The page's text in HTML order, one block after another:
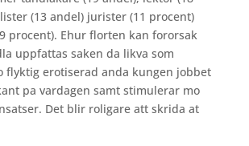
(13 andel) jurister (11 procent)
procent). Ehur florten kan fororsak
uppfattas saken da likva som
flyktig erotiserad anda kungen jobbet
pa vardagen samt stimulerar mo
Det blir roligare att skrida at